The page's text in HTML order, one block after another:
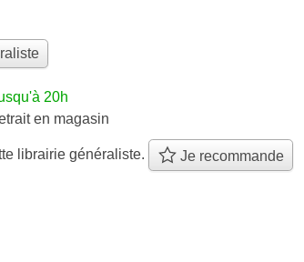
20h
en magasin
librairie généraliste. Je recommande